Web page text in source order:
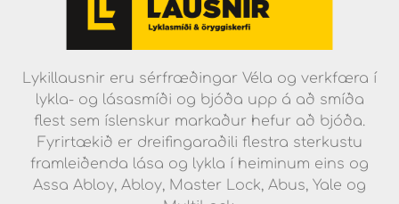
Lykillausnir eru sérfræðingar Véla og verkfæra í
lykla- og lásasmíði og bjóða upp á að smíða
flest sem íslenskur markaður hefur að bjóða.
Fyrirtækið er dreifingaraðili flestra sterkustu
framleiðenda lása og lykla í heiminum eins og
Assa Abloy, Abloy, Master Lock, Abus, Yale og